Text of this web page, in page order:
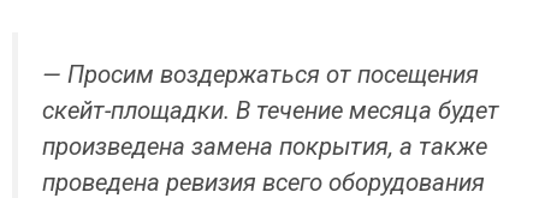
— Просим воздержаться от посещения
скейт-площадки. В течение месяца будет
произведена замена покрытия, а также
проведена ревизия всего оборудования